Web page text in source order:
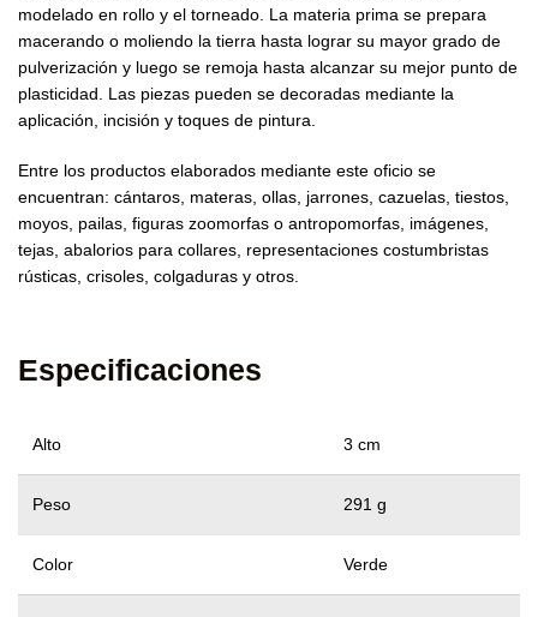
modelado en rollo y el torneado. La materia prima se prepara
macerando o moliendo la tierra hasta lograr su mayor grado de
pulverización y luego se remoja hasta alcanzar su mejor punto de
plasticidad. Las piezas pueden se decoradas mediante la
aplicación, incisión y toques de pintura.
Entre los productos elaborados mediante este oficio se
encuentran: cántaros, materas, ollas, jarrones, cazuelas, tiestos,
moyos, pailas, figuras zoomorfas o antropomorfas, imágenes,
tejas, abalorios para collares, representaciones costumbristas
rústicas, crisoles, colgaduras y otros.
Especificaciones
Alto 3 cm
Peso 291 g
Color Verde